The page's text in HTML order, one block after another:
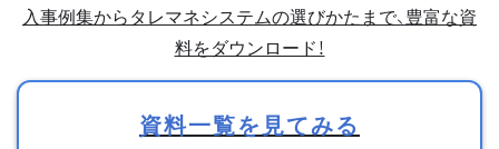
入事例集からタレマネシステムの選びかたまで、豊富な資
料をダウンロード！
資料一覧を見てみる